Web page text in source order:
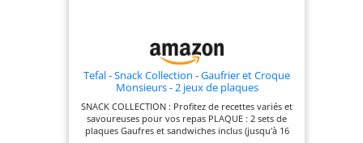
Tefal - Snack Collection - Gaufrier et Croque
Monsieurs - 2 jeux de plaques
SNACK COLLECTION : Profitez de recettes variés et
savoureuses pour vos repas PLAQUE : 2 sets de
plaques Gaufres et sandwiches inclus (jusqu'à 16